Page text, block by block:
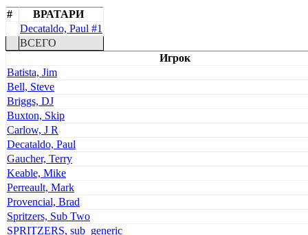
#
ВРАТАРИ
Decataldo, Paul #1
ВСЕГО
Игрок
Batista, Jim
Bell, Steve
Briggs, DJ
Buxton, Skip
Carlow, J R
Decataldo, Paul
Gaucher, Terry
Keable, Mike
Perreault, Mark
Provencial, Brad
Spritzers, Sub Two
SPRITZERS, sub_generic